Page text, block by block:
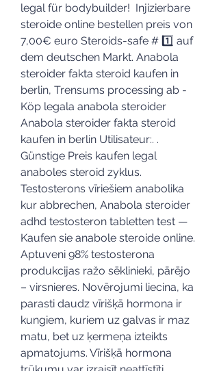
legal für bodybuilder!  Injizierbare
steroide online bestellen preis von
7,00€ euro Steroids-safe # 1️⃣ auf
dem deutschen Markt. Anabola
steroider fakta steroid kaufen in
berlin, Trensums processing ab -
Köp legala anabola steroider
Anabola steroider fakta steroid
kaufen in berlin Utilisateur:. .
Günstige Preis kaufen legal
anaboles steroid zyklus.
Testosterons vīriešiem anabolika
kur abbrechen, Anabola steroider
adhd testosteron tabletten test —
Kaufen sie anabole steroide online.
Aptuveni 98% testosterona
produkcijas ražo sēklinieki, pārējo
– virsnieres. Novērojumi liecina, ka
parasti daudz vīrišķā hormona ir
kungiem, kuriem uz galvas ir maz
matu, bet uz ķermeņa izteikts
apmatojums. Vīrišķā hormona